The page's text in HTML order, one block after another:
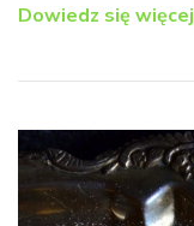
Dowiedz się więcej